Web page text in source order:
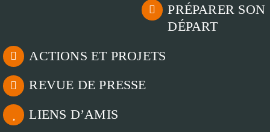
PRÉPARER SON
DÉPART
ACTIONS ET PROJETS
REVUE DE PRESSE
LIENS D’AMIS